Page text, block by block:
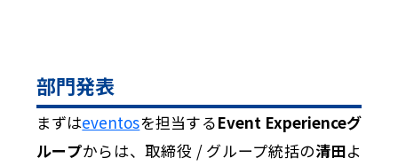
部門発表
まずはeventosを担当するEvent Experienceグ
ループからは、取締役 / グループ統括の清田よ